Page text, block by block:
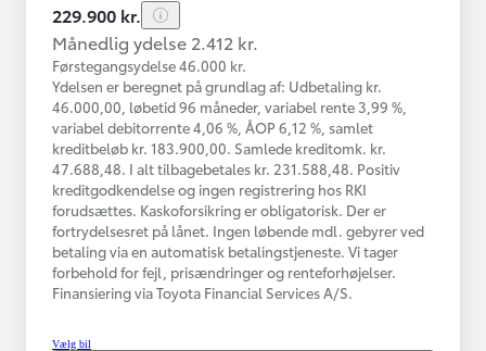
229.900 kr.
Månedlig ydelse 2.412 kr.
Førstegangsydelse 46.000 kr.
Ydelsen er beregnet på grundlag af: Udbetaling kr.
46.000,00, løbetid 96 måneder, variabel rente 3,99 %,
variabel debitorrente 4,06 %, ÅOP 6,12 %, samlet
kreditbeløb kr. 183.900,00. Samlede kreditomk. kr.
47.688,48. I alt tilbagebetales kr. 231.588,48. Positiv
kreditgodkendelse og ingen registrering hos RKI
forudsættes. Kaskoforsikring er obligatorisk. Der er
fortrydelsesret på lånet. Ingen løbende mdl. gebyrer ved
betaling via en automatisk betalingstjeneste. Vi tager
forbehold for fejl, prisændringer og renteforhøjelser.
Finansiering via Toyota Financial Services A/S.
Vælg bil